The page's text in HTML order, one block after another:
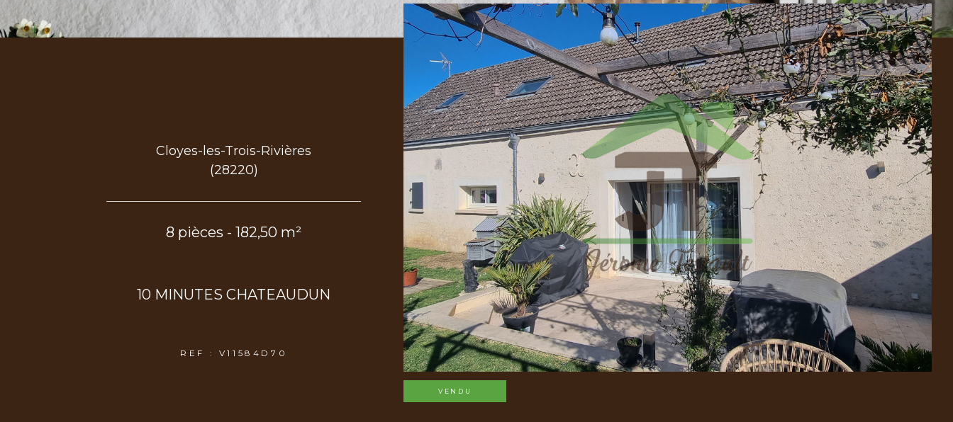
Cloyes-les-Trois-Rivières
(28220)
8 pièces - 182,50 m²
10 MINUTES CHATEAUDUN
REF : V11584D70
VENDU